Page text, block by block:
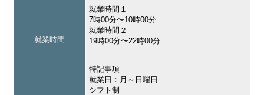
就業時間
就業時間１
7時00分〜10時00分
就業時間２
19時00分〜22時00分
特記事項
就業日：月～日曜日
シフト制